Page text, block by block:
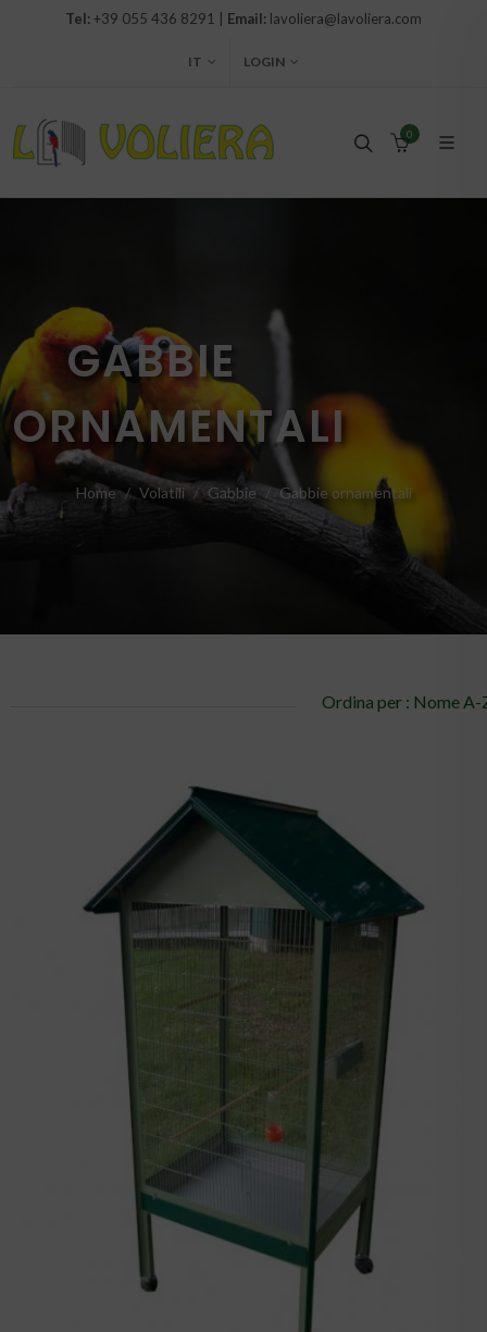
Tel:+39 055 436 8291 | Email: lavoliera@lavoliera.com
IT LOGIN
0
GABBIE
ORNAMENTALI
Home Volatili Gabbie Gabbie ornamentali
Ordina per : Nome